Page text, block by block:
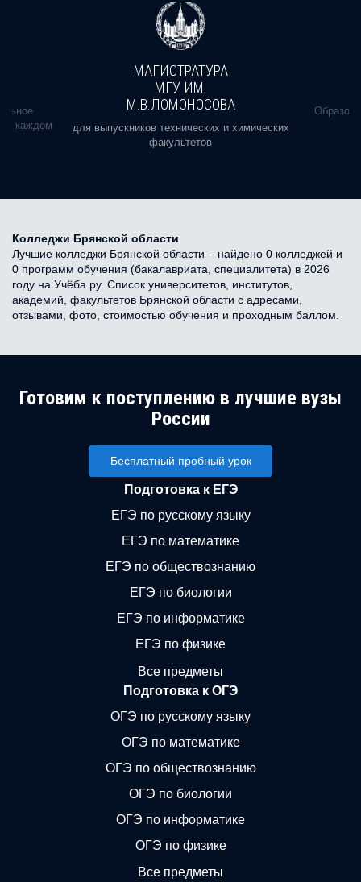
в каждом
МАГИСТРАТУРА
МГУ ИМ.
М.В.ЛОМОНОСОВА
для выпускников технических и химических
факультетов
Колледжи Брянской области
Лучшие колледжи Брянской области – найдено 0 колледжей и
0 программ обучения (бакалавриата, специалитета) в 2026
году на Учёба.ру. Список университетов, институтов,
академий, факультетов Брянской области с адресами,
отзывами, фото, стоимостью обучения и проходным баллом.
Готовим к поступлению в лучшие вузы
России
Бесплатный пробный урок
Подготовка к ЕГЭ
ЕГЭ по русскому языку
ЕГЭ по математике
ЕГЭ по обществознанию
ЕГЭ по биологии
ЕГЭ по информатике
ЕГЭ по физике
Все предметы
Подготовка к ОГЭ
ОГЭ по русскому языку
ОГЭ по математике
ОГЭ по обществознанию
ОГЭ по биологии
ОГЭ по информатике
ОГЭ по физике
Все предметы